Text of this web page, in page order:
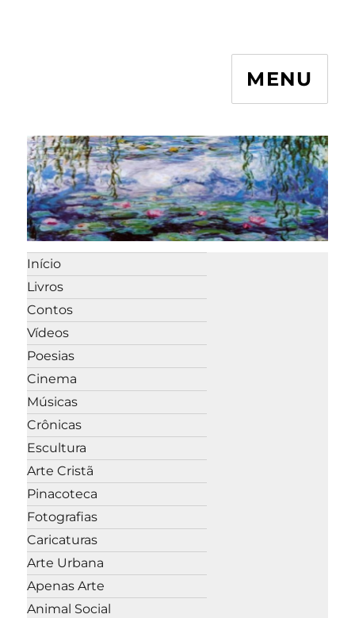
MENU
Início
Livros
Contos
Vídeos
Poesias
Cinema
Músicas
Crônicas
Escultura
Arte Cristã
Pinacoteca
Fotografias
Caricaturas
Arte Urbana
Apenas Arte
Animal Social